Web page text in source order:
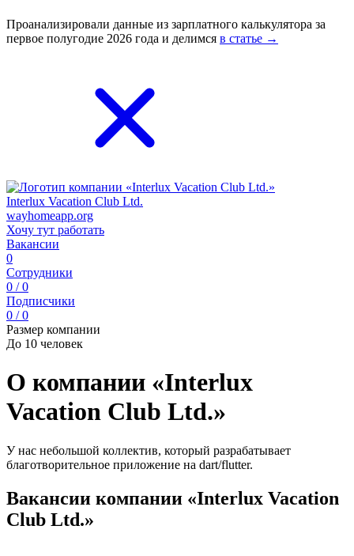
Проанализировали данные из зарплатного калькулятора за
первое полугодие 2026 года и делимся в статье →
Interlux Vacation Club Ltd.
wayhomeapp.org
Хочу тут работать
Вакансии
0
Сотрудники
0 / 0
Подписчики
0 / 0
Размер компании
До 10 человек
О компании «Interlux
Vacation Club Ltd.»
У нас небольшой коллектив, который разрабатывает
благотворительное приложение на dart/flutter.
Вакансии компании «Interlux Vacation
Club Ltd.»